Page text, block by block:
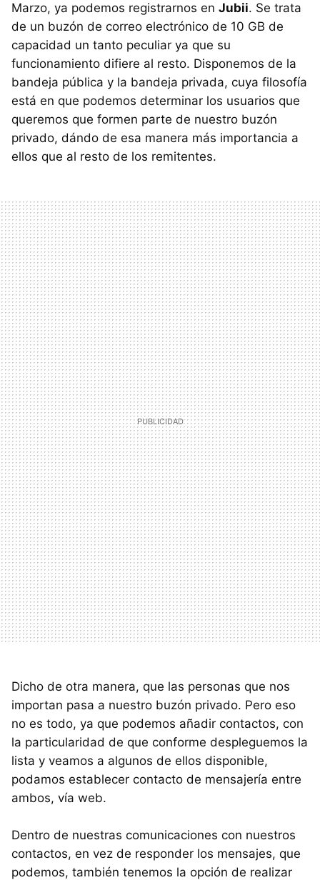
Marzo, ya podemos registrarnos en Jubii. Se trata
de un buzón de correo electrónico de 10 GB de
capacidad un tanto peculiar ya que su
funcionamiento difiere al resto. Disponemos de la
bandeja pública y la bandeja privada, cuya filosofía
está en que podemos determinar los usuarios que
queremos que formen parte de nuestro buzón
privado, dándo de esa manera más importancia a
ellos que al resto de los remitentes.
Dicho de otra manera, que las personas que nos
importan pasa a nuestro buzón privado. Pero eso
no es todo, ya que podemos añadir contactos, con
la particularidad de que conforme despleguemos la
lista y veamos a algunos de ellos disponible,
podamos establecer contacto de mensajería entre
ambos, vía web.
Dentro de nuestras comunicaciones con nuestros
contactos, en vez de responder los mensajes, que
podemos, también tenemos la opción de realizar